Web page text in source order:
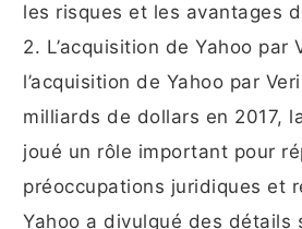
les risques et les avantages
2. L’acquisition de Yahoo par
l’acquisition de Yahoo par
milliards de dollars en 2017,
joué un rôle important pour
préoccupations juridiques et
Yahoo a divulgué des détails